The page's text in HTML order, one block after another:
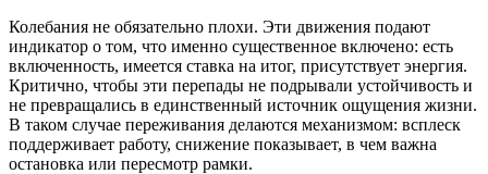
Колебания не обязательно плохи. Эти движения подают
индикатор о том, что именно существенное включено: есть
включенность, имеется ставка на итог, присутствует энергия.
Критично, чтобы эти перепады не подрывали устойчивость и
не превращались в единственный источник ощущения жизни.
В таком случае переживания делаются механизмом: всплеск
поддерживает работу, снижение показывает, в чем важна
остановка или пересмотр рамки.